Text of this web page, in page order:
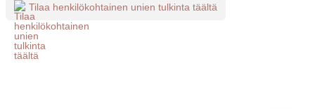
Tilaa henkilökohtainen unien tulkinta täältä